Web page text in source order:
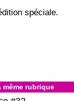
spéciale.
même rubrique